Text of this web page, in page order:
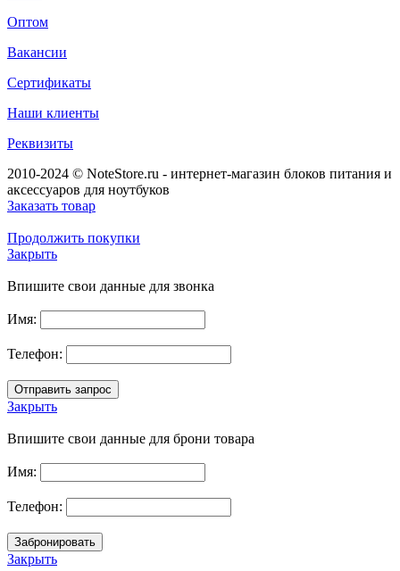
Оптом
Вакансии
Сертификаты
Наши клиенты
Реквизиты
2010-2024 © NoteStore.ru - интернет-магазин блоков питания и
аксессуаров для ноутбуков
Заказать товар
Продолжить покупки
Закрыть
Впишите свои данные для звонка
Имя:
Телефон:
Закрыть
Впишите свои данные для брони товара
Имя:
Телефон:
Закрыть